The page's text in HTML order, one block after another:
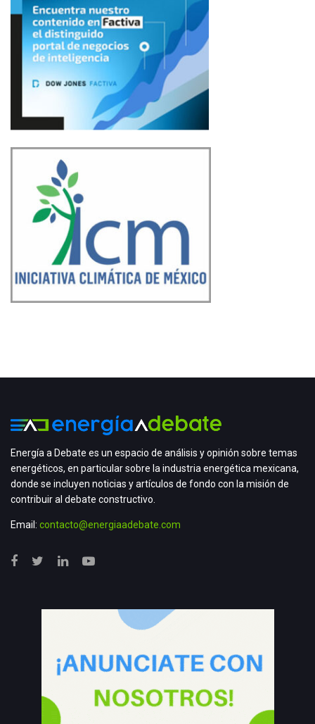
Energía a Debate es un espacio de análisis y opinión sobre temas
energéticos, en particular sobre la industria energética mexicana,
donde se incluyen noticias y artículos de fondo con la misión de
contribuir al debate constructivo.
Email: contacto@energiaadebate.com